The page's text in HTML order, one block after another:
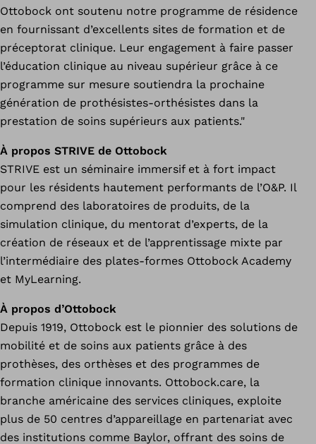
Ottobock ont soutenu notre programme de résidence
en fournissant d’excellents sites de formation et de
préceptorat clinique. Leur engagement à faire passer
l’éducation clinique au niveau supérieur grâce à ce
programme sur mesure soutiendra la prochaine
génération de prothésistes-orthésistes dans la
prestation de soins supérieurs aux patients."
À propos STRIVE de Ottobock
STRIVE est un séminaire immersif et à fort impact
pour les résidents hautement performants de l’O&P. Il
comprend des laboratoires de produits, de la
simulation clinique, du mentorat d’experts, de la
création de réseaux et de l’apprentissage mixte par
l’intermédiaire des plates-formes Ottobock Academy
et MyLearning.
À propos d’Ottobock
Depuis 1919, Ottobock est le pionnier des solutions de
mobilité et de soins aux patients grâce à des
prothèses, des orthèses et des programmes de
formation clinique innovants. Ottobock.care, la
branche américaine des services cliniques, exploite
plus de 50 centres d’appareillage en partenariat avec
des institutions comme Baylor, offrant des soins de